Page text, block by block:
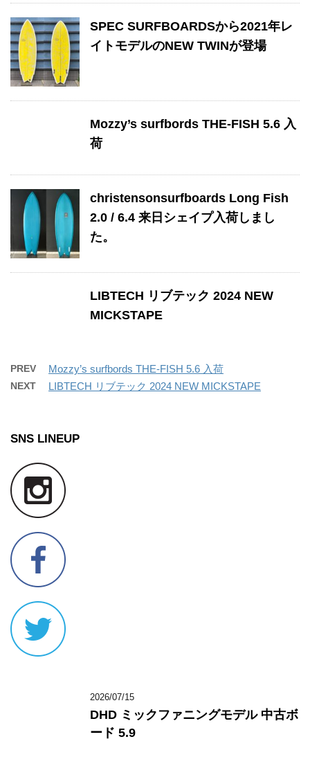
SPEC SURFBOARDSから2021年レ
イトモデルのNEW TWINが登場
Mozzy’s surfbords THE-FISH 5.6 入
荷
christensonsurfboards Long Fish
2.0 / 6.4 来日シェイプ入荷しまし
た。
LIBTECH リブテック 2024 NEW
MICKSTAPE
PREV Mozzy’s surfbords THE-FISH 5.6 入荷
NEXT LIBTECH リブテック 2024 NEW MICKSTAPE
SNS LINEUP
2026/07/15
DHD ミックファニングモデル 中古ボ
ード 5.9